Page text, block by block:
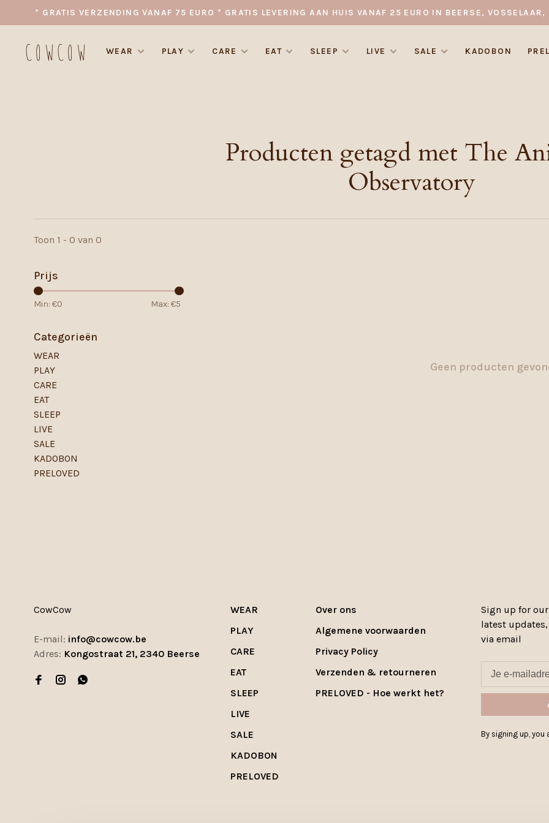
* GRATIS VERZENDING VANAF 75 EURO * GRATIS LEVERING AAN HUIS VANAF 25 EURO IN BEERSE,
WEAR PLAY CARE EAT SLEEP LIVE SALE KADOBON
Producten getagd met The
Observatory
Toon 1 - 0 van 0
Prijs
Min: €0 Max: €5
Categorieën
WEAR
PLAY
CARE
EAT
SLEEP
LIVE
SALE
KADOBON
PRELOVED
Geen producten
CowCow
E-mail: info@cowcow.be
Adres: Kongostraat 21, 2340 Beerse
WEAR
PLAY
CARE
EAT
SLEEP
LIVE
SALE
KADOBON
PRELOVED
Over ons
Algemene voorwaarden
Privacy Policy
Verzenden & retourneren
PRELOVED - Hoe werkt het?
Sign up for
latest
via email
By signing up, you